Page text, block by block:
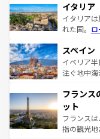
イタリア
イタリア
れた国。
ろん、ト
景など、
ピザやパ
ませてく
なお、新着
しい。
スペイン
イベリア
注ぐ地中
文化が根
れる闘牛
る。首都
アートに
フランス
ット
フランス
指の観光